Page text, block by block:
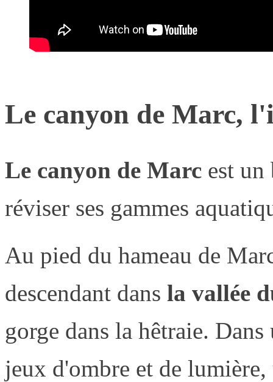
Le canyon de Marc,
Le canyon de Marc est un
réviser ses gammes
Au pied du hameau de
descendant dans la vallée
gorge dans la hêtraie.
jeux d'ombre et de